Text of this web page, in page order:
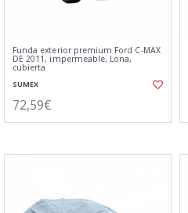
Funda exterior premium Ford C-MAX
DE 2011, impermeable, Lona,
cubierta
SUMEX
72,59€